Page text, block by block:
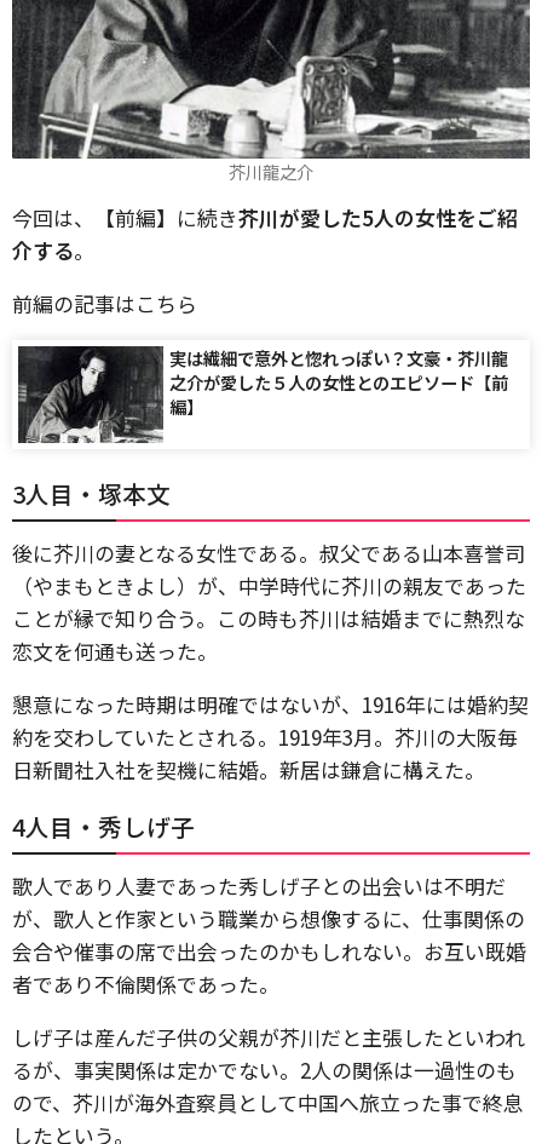
芥川龍之介
今回は、【前編】に続き芥川が愛した5人の女性をご紹
介する。
前編の記事はこちら
実は繊細で意外と惚れっぽい？文豪・芥川龍
之介が愛した５人の女性とのエピソード【前
編】
3人目・塚本文
後に芥川の妻となる女性である。叔父である山本喜誉司
（やまもときよし）が、中学時代に芥川の親友であった
ことが縁で知り合う。この時も芥川は結婚までに熱烈な
恋文を何通も送った。
懇意になった時期は明確ではないが、1916年には婚約契
約を交わしていたとされる。1919年3月。芥川の大阪毎
日新聞社入社を契機に結婚。新居は鎌倉に構えた。
4人目・秀しげ子
歌人であり人妻であった秀しげ子との出会いは不明だ
が、歌人と作家という職業から想像するに、仕事関係の
会合や催事の席で出会ったのかもしれない。お互い既婚
者であり不倫関係であった。
しげ子は産んだ子供の父親が芥川だと主張したといわれ
るが、事実関係は定かでない。2人の関係は一過性のも
ので、芥川が海外査察員として中国へ旅立った事で終息
したという。